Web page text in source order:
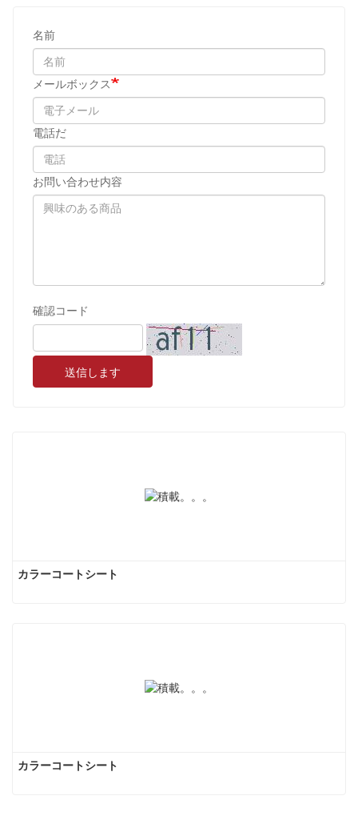
名前
メールボックス
電話だ
お問い合わせ内容
確認コード
送信します
カラーコートシート
カラーコートシート